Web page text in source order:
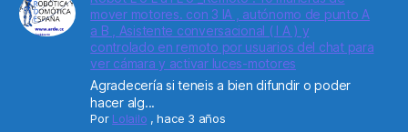
mover motores. con 3 IA , autónomo de punto A
a B , Asistente conversacional ( I A ) y
controlado en remoto por usuarios del chat para
ver cámara y activar luces-motores
Agradecería si teneis a bien difundir o poder
hacer alg...
Por Lolailo ,hace 3 años